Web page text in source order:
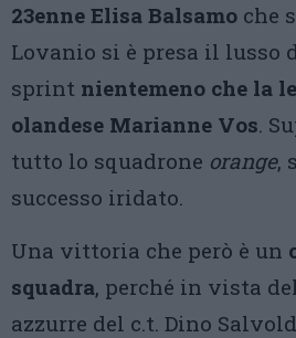
23enne Elisa Balsamo che
Lovanio si è presa il lusso
sprint nientemeno che la
olandese Marianne Vos.
tutto lo squadrone orange,
successo iridato.
Una vittoria che però è un
squadra, perché in vista
azzurre del c.t. Dino